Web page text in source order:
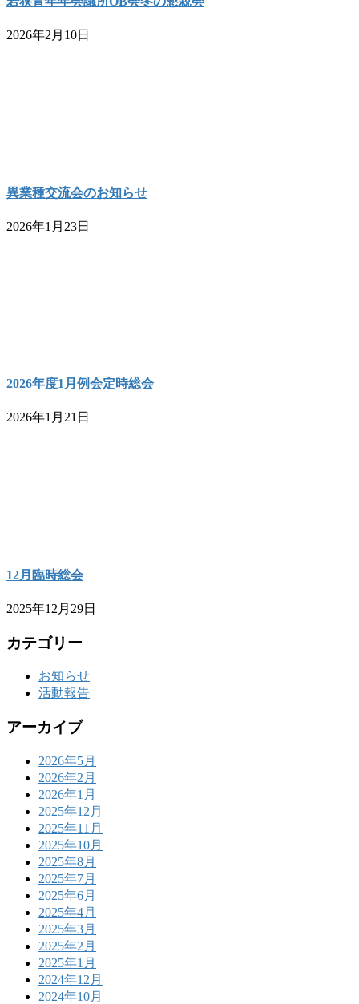
2026年2月10日
異業種交流会のお知らせ
2026年1月23日
2026年度1月例会定時総会
2026年1月21日
12月臨時総会
2025年12月29日
カテゴリー
お知らせ
活動報告
アーカイブ
2026年5月
2026年2月
2026年1月
2025年12月
2025年11月
2025年10月
2025年8月
2025年7月
2025年6月
2025年4月
2025年3月
2025年2月
2025年1月
2024年12月
2024年10月